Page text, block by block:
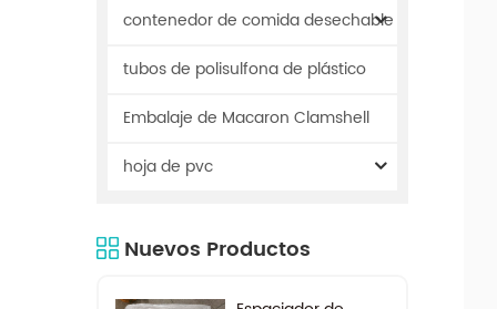
contenedor de comida desechable
tubos de polisulfona de plástico
Embalaje de Macaron Clamshell
hoja de pvc
Nuevos Productos